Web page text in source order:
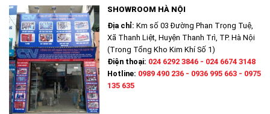
SHOWROOM HÀ NỘI
Địa chỉ: Km số 03 Đường Phan Trọng Tuệ,
Xã Thanh Liệt, Huyện Thanh Trì, TP. Hà Nội
(Trong Tổng Kho Kim Khí Số 1)
Điện thoại: 024 6292 3846 - 024 6674 3148
Hotline: 0989 490 236 - 0936 995 663 - 0975
135 635